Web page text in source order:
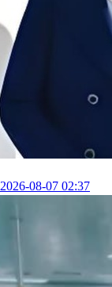
2026-08-07 02:37